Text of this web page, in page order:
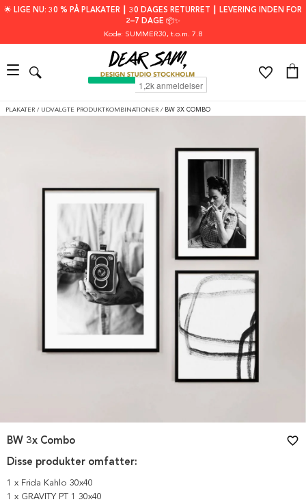
🌟 LIGE NU: 30 % PÅ PLAKATER ┃ 30 DAGES RETURRET ┃ LEVERING INDEN FOR
2–7 DAGE 📦✨
Kode: SUMMER30, t.o.m. 7.8
PLAKATER / UDVALGTE PRODUKTKOMBINATIONER / BW 3X COMBO
Disse produkter omfatter:
1 x Frida Kahlo 30x40
1 x GRAVITY PT 1 30x40
BW 3x Combo favorite_border